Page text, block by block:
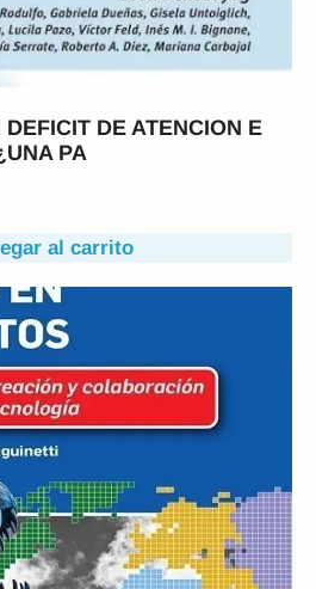
DE ATENCION E
PA
al carrito